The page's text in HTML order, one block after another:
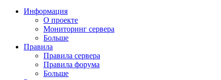
Информация
О проекте
Мониторинг сервера
Больше
Правила
Правила сервера
Правила форума
Больше